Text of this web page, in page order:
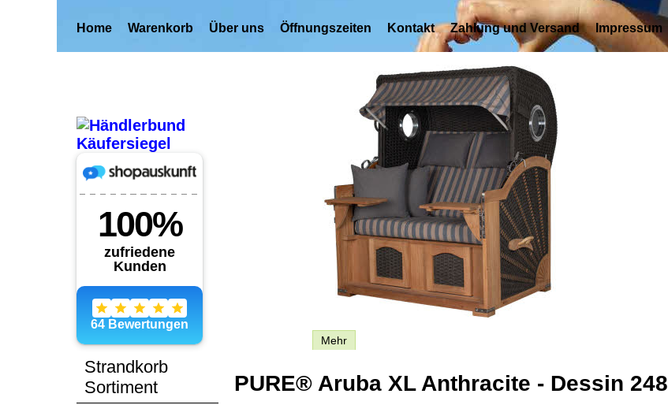
Home Warenkorb Über uns Öffnungszeiten Kontakt Zahlung und Versand Impressum
Strandkorb
Sortiment
Mehr
PURE® Aruba XL Anthracite - Dessin 248